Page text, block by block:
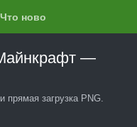
Что нового?
—
загрузка PNG.